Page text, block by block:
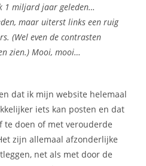
1 miljard jaar geleden…
maar uiterst links een ruig
(Wel even de contrasten
zien.) Mooi, mooi…
dat ik mijn website helemaal
iets kan posten en dat
te doen of met verouderde
zijn allemaal afzonderlijke
net als met door de